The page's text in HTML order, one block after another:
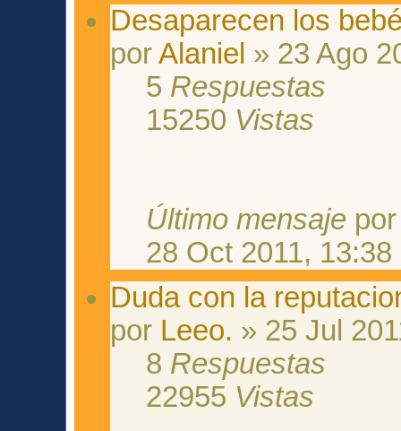
Desaparecen los
porAlaniel » 23 Ago
5 Respuestas
15250 Vistas
Último mensaje
28 Oct 2011, 13:38
Duda con la
por Leeo. » 25 Jul
8 Respuestas
22955 Vistas